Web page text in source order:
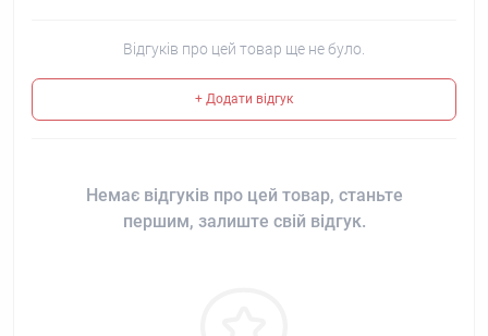
Відгуків про цей товар ще не було.
+ Додати відгук
Немає відгуків про цей товар, станьте
першим, залиште свій відгук.